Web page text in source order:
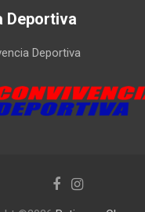
Deportiva
Deportiva